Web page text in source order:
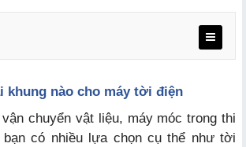
mini
xoay
khung nào cho máy tời điện
chuyển vật liệu, máy móc trong thi
có nhiều lựa chọn cụ thể như tời